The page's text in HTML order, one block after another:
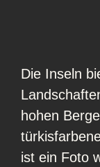
Die Inseln
hohen
ist ein Foto